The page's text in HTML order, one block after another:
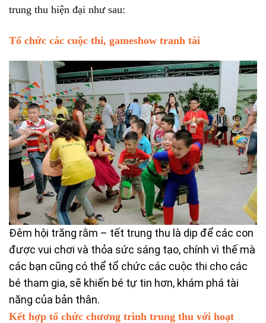
trung thu hiện đại như sau:
Tổ chức các cuộc thi, gameshow tranh tài
Đêm hội trăng rằm – tết trung thu là dịp để các con
được vui chơi và thỏa sức sáng tạo, chính vì thế mà
các bạn cũng có thể tổ chức các cuộc thi cho các
bé tham gia, sẽ khiến bé tự tin hơn, khám phá tài
năng của bản thân.
Kết hợp tổ chức chương trình trung thu với hoạt